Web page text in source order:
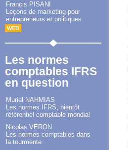
Francis PISANI
Leçons de marketing pour
entrepreneurs et politiques
WEB
Les normes
comptables IFRS
en question
Muriel NAHMIAS
Les normes IFRS, bientôt
référentiel comptable mondial
Nicolas VÉRON
Les normes comptables dans
la tourmente